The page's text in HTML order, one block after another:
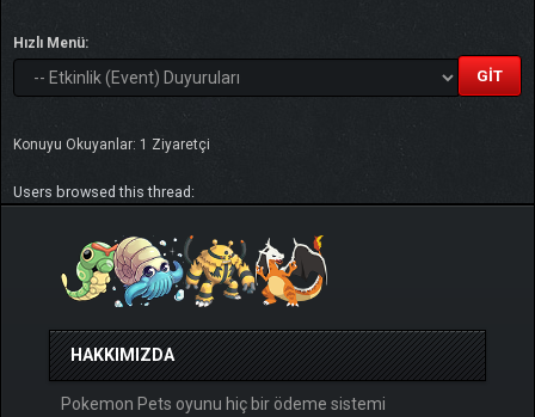
Hızlı Menü:
Konuyu Okuyanlar: 1 Ziyaretçi
Users browsed this thread:
HAKKIMIZDA
Pokemon Pets oyunu hiç bir ödeme sistemi